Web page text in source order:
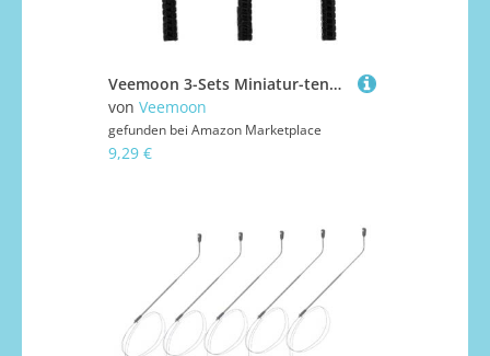
Veemoon 3-Sets Miniatur-tennisschläger, Mini-tennisbälle, für Minihouse, Puppenhaus, Fotografie-Requisiten, Kuchendekorationen
von Veemoon
gefunden bei Amazon Marketplace
9,29 €